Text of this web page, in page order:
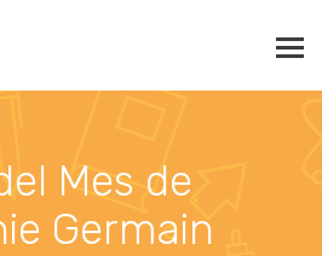
Mes de
Germain